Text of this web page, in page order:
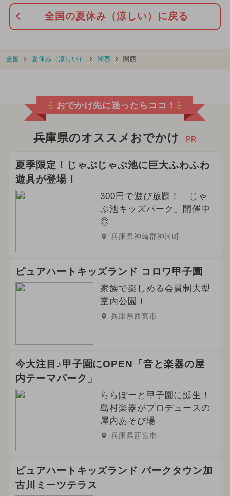
全国の夏休み（涼しい）に戻る
全国 夏休み（涼しい） 関西 関西
おでかけ先に迷ったらココ！
兵庫県のオススメおでかけ PR
夏季限定！じゃぶじゃぶ池に巨大ふわふわ
遊具が登場！
300円で遊び放題！「じゃ
ぶ池キッズパーク」開催中
◎
兵庫県神崎郡神河町
ピュアハートキッズランド コロワ甲子園
家族で楽しめる会員制大型
室内公園！
兵庫県西宮市
今大注目♪甲子園にOPEN「音と楽器の屋
内テーマパーク」
ららぽーと甲子園に誕生！
島村楽器がプロデュースの
屋内あそび場
兵庫県西宮市
ピュアハートキッズランド パークタウン加
古川ミーツテラス